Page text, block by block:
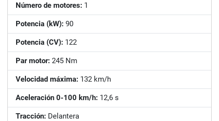
Número de motores: 1
Potencia (kW): 90
Potencia (CV): 122
Par motor: 245 Nm
Velocidad máxima: 132 km/h
Aceleración 0-100 km/h: 12,6 s
Tracción: Delantera